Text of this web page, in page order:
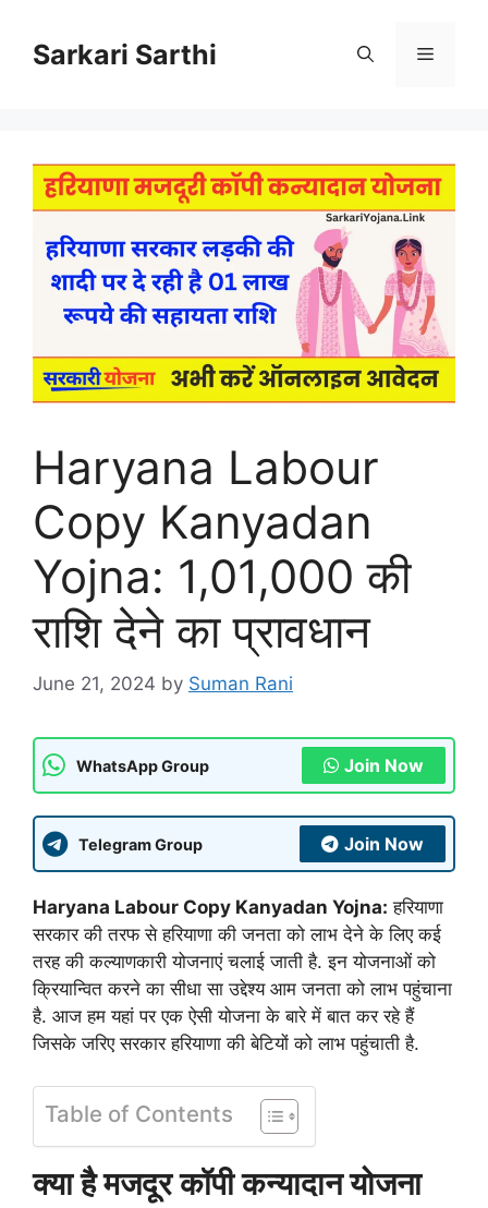
contentSarkari Sarthi Menu
Haryana Labour
Copy Kanyadan
Yojna: 1,01,000 की
राशि देने का प्रावधान
June 21, 2024 by Suman Rani
WhatsApp Group Join Now
Telegram Group Join Now
Haryana Labour Copy Kanyadan Yojna: हरियाणा
सरकार की तरफ से हरियाणा की जनता को लाभ देने के लिए कई
तरह की कल्याणकारी योजनाएं चलाई जाती है. इन योजनाओं को
क्रियान्वित करने का सीधा सा उद्देश्य आम जनता को लाभ पहुंचाना
है. आज हम यहां पर एक ऐसी योजना के बारे में बात कर रहे हैं
जिसके जरिए सरकार हरियाणा की बेटियों को लाभ पहुंचाती है.
Table of Contents
क्या है मजदूर कॉपी कन्यादान योजना